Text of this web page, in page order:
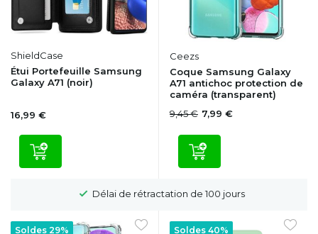
ShieldCase
Étui Portefeuille Samsung
Galaxy A71 (noir)
16,99 €
Ceezs
Coque Samsung Galaxy
A71 antichoc protection de
caméra (transparent)
9,45 € 7,99 €
Délai de rétractation de 100 jours
Soldes 29% Soldes 40%